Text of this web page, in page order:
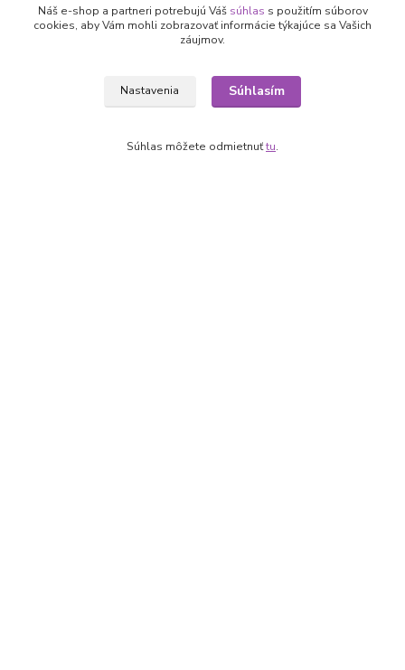
Nepremeškajte novinky, akcie a
zľavy!
Prihlásiť sa
spracovaním osobných údajov
Náš e-shop a partneri potrebujú Váš súhlas s použitím súborov
cookies, aby Vám mohli zobrazovať informácie týkajúce sa Vašich
záujmov.
Nastavenia Súhlasím
Súhlas môžete odmietnuťtu.